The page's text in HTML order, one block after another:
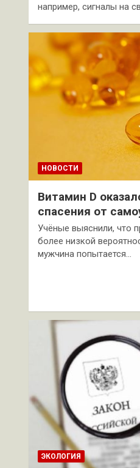
например, сигналы на
НОВОСТИ
Витамин D
спасения от
Учёные выяснили, что
более низкой
мужчина попытается…
ЭКОЛОГИЯ